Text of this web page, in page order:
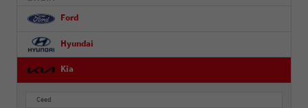
Ford
Hyundai
Kia
Ceed